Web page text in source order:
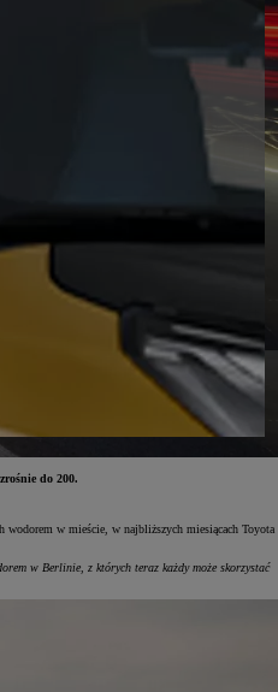
do 200.
wodorem w mieście, w najbliższych miesiącach Toyota
w Berlinie, z których teraz każdy może skorzystać